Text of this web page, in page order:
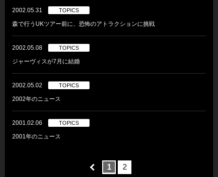
2002.05.31 TOPICS
森で行うUKツアー前に、恐怖のアトラクションに挑戦
2002.05.08 TOPICS
ジャーヴィスが7月に結婚
2002.05.02 TOPICS
2002年のニュース
2001.02.06 TOPICS
2001年のニュース
1 2